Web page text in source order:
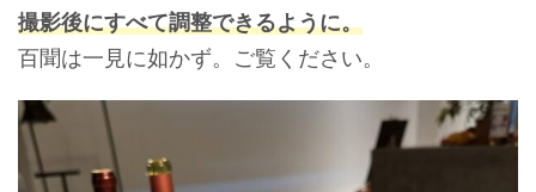
撮影後にすべて調整できるように。
百聞は一見に如かず。ご覧ください。